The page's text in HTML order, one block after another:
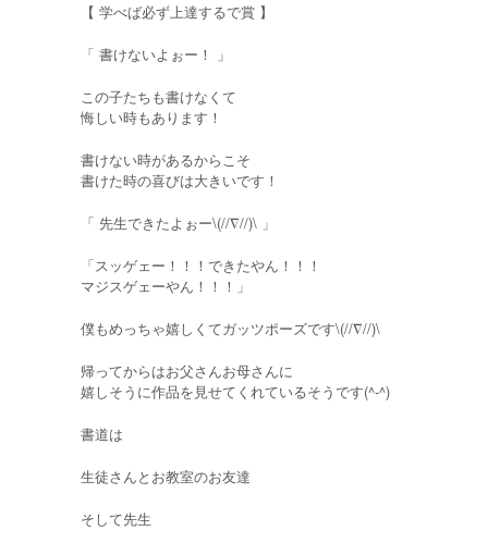
【 学べば必ず上達するで賞 】
「 書けないよぉー！ 」
この子たちも書けなくて
悔しい時もあります！
書けない時があるからこそ
書けた時の喜びは大きいです！
「 先生できたよぉー\(//∇//)\ 」
「スッゲェー！！！できたやん！！！
マジスゲェーやん！！！」
僕もめっちゃ嬉しくてガッツポーズです\(//∇//)\
帰ってからはお父さんお母さんに
嬉しそうに作品を見せてくれているそうです(^-^)
書道は
生徒さんとお教室のお友達
そして先生